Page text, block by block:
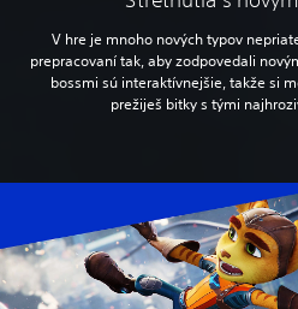
V hre je mnoho nových typov
prepracovaní tak, aby zodpovedali
bossmi sú interaktívnejšie, takže si
prežiješ bitky s tými